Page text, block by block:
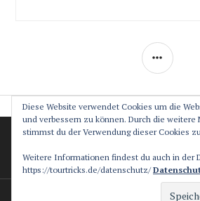
Datenschutz
Impressum
Stolz präsentiert von WordPress
Diese Website verwendet Cookies um die
und verbessern zu können. Durch die weitere
stimmst du der Verwendung dieser Cookies
Weitere Informationen findest du auch in der
https://tourtricks.de/datenschutz/